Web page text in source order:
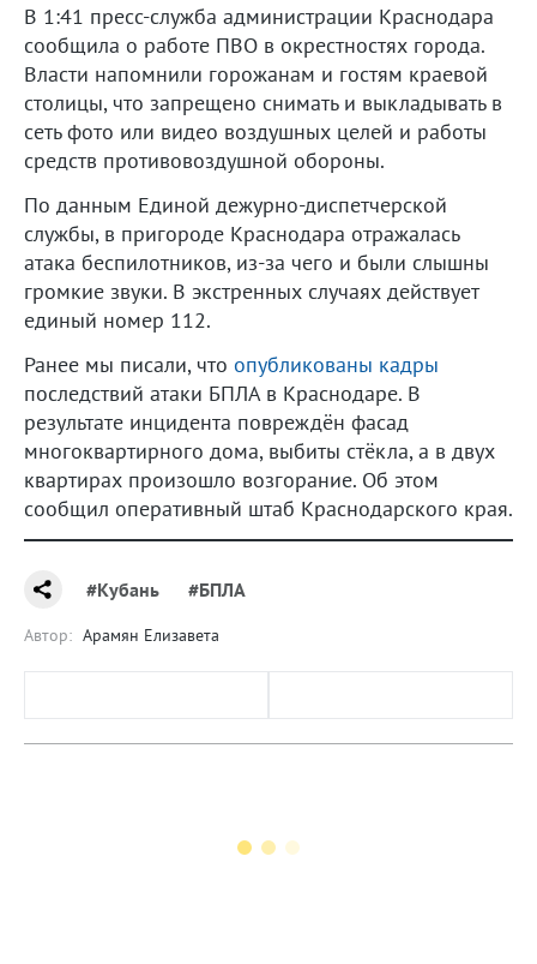
В 1:41 пресс-служба администрации Краснодара
сообщила о работе ПВО в окрестностях города.
Власти напомнили горожанам и гостям краевой
столицы, что запрещено снимать и выкладывать в
сеть фото или видео воздушных целей и работы
средств противовоздушной обороны.
По данным Единой дежурно-диспетчерской
службы, в пригороде Краснодара отражалась
атака беспилотников, из-за чего и были слышны
громкие звуки. В экстренных случаях действует
единый номер 112.
Ранее мы писали, что опубликованы кадры
последствий атаки БПЛА в Краснодаре. В
результате инцидента повреждён фасад
многоквартирного дома, выбиты стёкла, а в двух
квартирах произошло возгорание. Об этом
сообщил оперативный штаб Краснодарского края.
#Кубань #БПЛА
Автор: Арамян Елизавета